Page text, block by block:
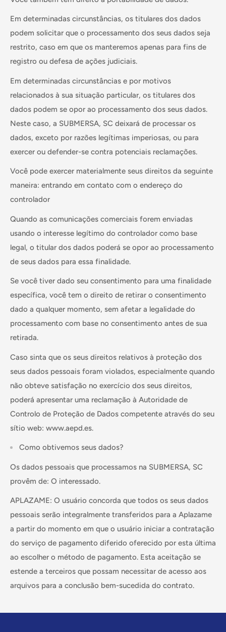
Em determinadas circunstâncias, os titulares dos dados
podem solicitar que o processamento dos seus dados seja
restrito, caso em que os manteremos apenas para fins de
registro ou defesa de ações judiciais.
Em determinadas circunstâncias e por motivos
relacionados à sua situação particular, os titulares dos
dados podem se opor ao processamento dos seus dados.
Neste caso, a SUBMERSA, SC deixará de processar os
dados, exceto por razões legítimas imperiosas, ou para
exercer ou defender-se contra potenciais reclamações.
Você pode exercer materialmente seus direitos da seguinte
maneira: entrando em contato com o endereço do
controlador
Quando as comunicações comerciais forem enviadas
usando o interesse legítimo do controlador como base
legal, o titular dos dados poderá se opor ao processamento
de seus dados para essa finalidade.
Se você tiver dado seu consentimento para uma finalidade
específica, você tem o direito de retirar o consentimento
dado a qualquer momento, sem afetar a legalidade do
processamento com base no consentimento antes de sua
retirada.
Caso sinta que os seus direitos relativos à proteção dos
seus dados pessoais foram violados, especialmente quando
não obteve satisfação no exercício dos seus direitos,
poderá apresentar uma reclamação à Autoridade de
Controlo de Proteção de Dados competente através do seu
sítio web: www.aepd.es.
Como obtivemos seus dados?
Os dados pessoais que processamos na SUBMERSA, SC
provêm de: O interessado.
APLAZAME: O usuário concorda que todos os seus dados
pessoais serão integralmente transferidos para a Aplazame
a partir do momento em que o usuário iniciar a contratação
do serviço de pagamento diferido oferecido por esta última
ao escolher o método de pagamento. Esta aceitação se
estende a terceiros que possam necessitar de acesso aos
arquivos para a conclusão bem-sucedida do contrato.